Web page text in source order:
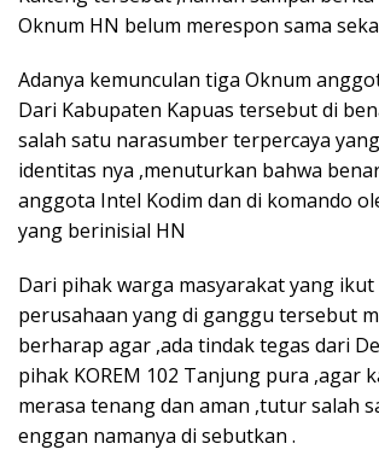
Oknum HN belum merespon sama
Adanya kemunculan tiga Oknum
Dari Kabupaten Kapuas tersebut di
salah satu narasumber terpercaya
identitas nya ,menuturkan bahwa
anggota Intel Kodim dan di komando
yang berinisial HN
Dari pihak warga masyarakat yang
perusahaan yang di ganggu tersebut
berharap agar ,ada tindak tegas dari
pihak KOREM 102 Tanjung pura ,agar
merasa tenang dan aman ,tutur salah
enggan namanya di sebutkan .